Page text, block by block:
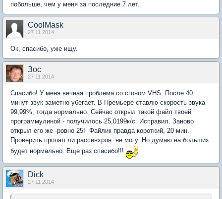
побольше, чем у меня за последние 7 лет.
CoolMask
27 11 2014
Ок, спасибо, уже ищу.
Зос
27 11 2014
Спасибо! У меня вечная проблема со сгоном VHS. После 40
минут звук заметно убегает. В Премьере ставлю скорость звука
99,99%, тогда нормально. Сейчас открыл такой файл твоей
программулиной - получилось 25,0199к/с. Исправил. Заново
открыл его же -ровно 25! Файлик правда короткий, 20 мин.
Проверить пропал ли рассинхрон не могу. Но думаю на больших
будет нормально. Еще раз спасибо!!!
Dick
27 11 2014